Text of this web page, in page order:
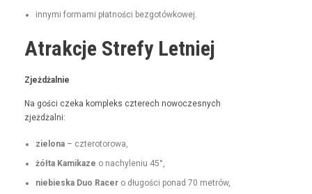
inny­mi for­ma­mi płat­noś­ci bezgotówkowej.
Atrakcje Strefy Letniej
Zjeżdżal­nie
Na goś­ci czeka kom­pleks czterech nowoczes­nych
zjeżdżalni:
zielona– czterotorowa,
żół­ta Kamikaze o nachyle­niu 45°,
niebies­ka Duo Rac­ero dłu­goś­ci pon­ad 70 metrów,